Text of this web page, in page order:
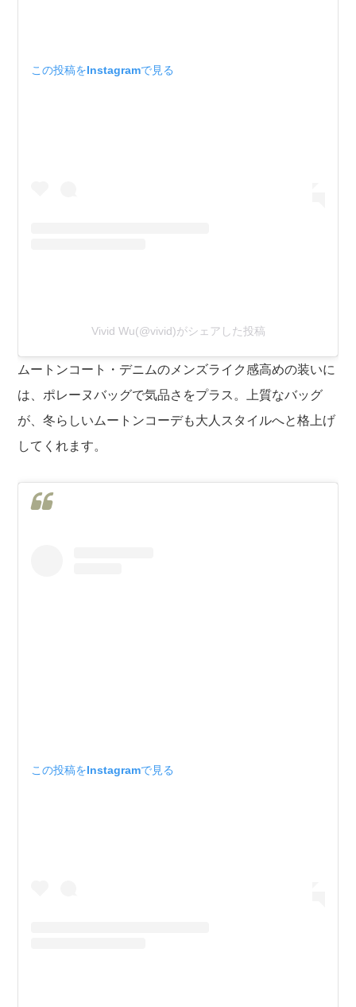
この投稿をInstagramで見る
Vivid Wu(@vivid)がシェアした投稿
ムートンコート・デニムのメンズライク感高めの装いに
は、ポレーヌバッグで気品さをプラス。上質なバッグ
が、冬らしいムートンコーデも大人スタイルへと格上げ
してくれます。
この投稿をInstagramで見る